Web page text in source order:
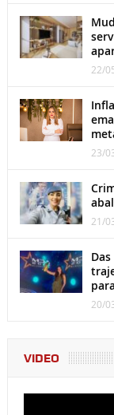
22/
23/
21/
20/
VIDEO